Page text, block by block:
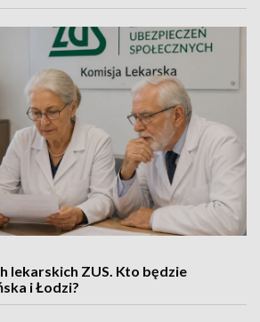
lekarskich ZUS. Kto będzie
i Łodzi?